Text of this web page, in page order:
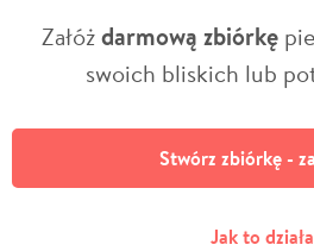
Załóżdarmową zbiórkę
swoich bliskich lub
Stwórz zbiórkę -
Jak to